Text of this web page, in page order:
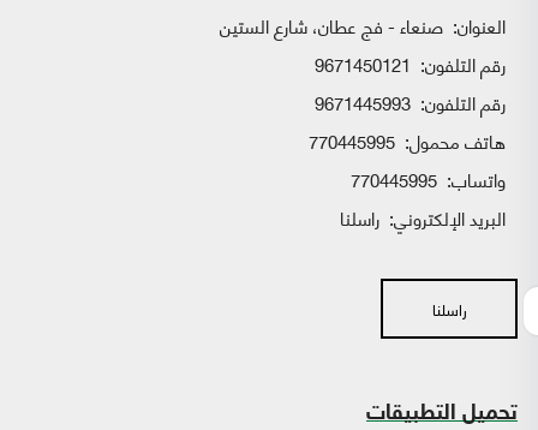
العنوان: صنعاء - فج عطان، شارع الستين
رقم التلفون: 9671450121
رقم التلفون: 9671445993
هاتف محمول: 770445995
واتساب:
البريد الإلكتروني: راسلنا
راسلنا
تحميل التطبيقات